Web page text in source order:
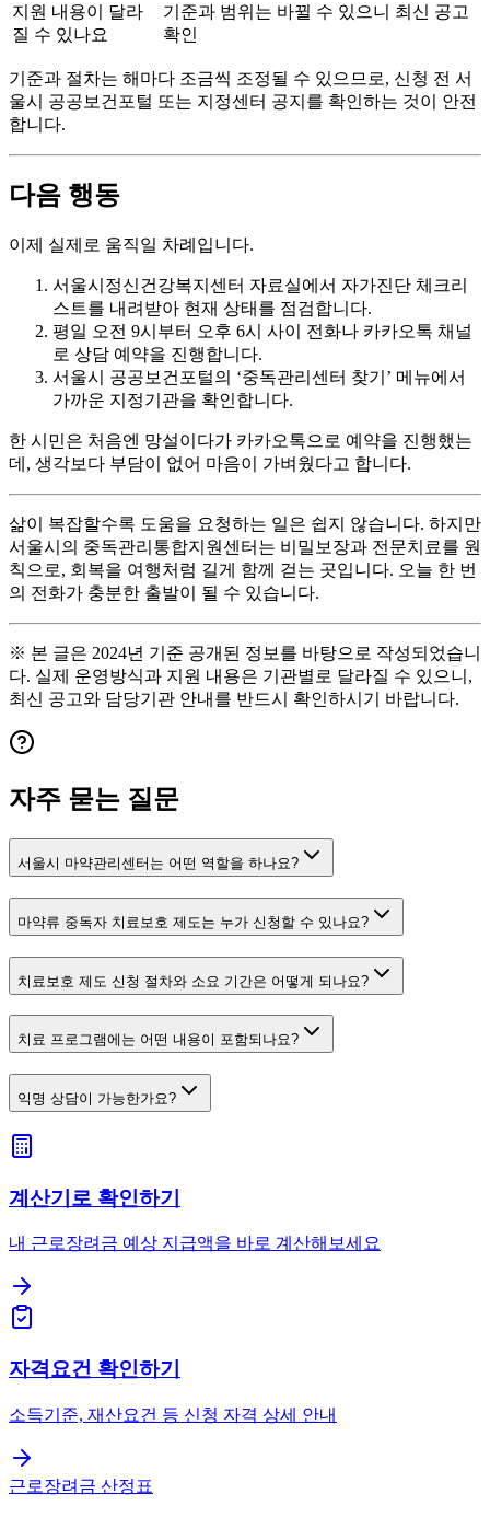
지원 내용이 달라
질 수 있나요
기준과 범위는 바뀔 수 있으니 최신 공고
확인
기준과 절차는 해마다 조금씩 조정될 수 있으므로, 신청 전 서
울시 공공보건포털 또는 지정센터 공지를 확인하는 것이 안전
합니다.
다음 행동
이제 실제로 움직일 차례입니다.
서울시정신건강복지센터 자료실에서 자가진단 체크리
스트를 내려받아 현재 상태를 점검합니다.
평일 오전 9시부터 오후 6시 사이 전화나 카카오톡 채널
로 상담 예약을 진행합니다.
서울시 공공보건포털의 ‘중독관리센터 찾기’ 메뉴에서
가까운 지정기관을 확인합니다.
한 시민은 처음엔 망설이다가 카카오톡으로 예약을 진행했는
데, 생각보다 부담이 없어 마음이 가벼웠다고 합니다.
삶이 복잡할수록 도움을 요청하는 일은 쉽지 않습니다. 하지만
서울시의 중독관리통합지원센터는 비밀보장과 전문치료를 원
칙으로, 회복을 여행처럼 길게 함께 걷는 곳입니다. 오늘 한 번
의 전화가 충분한 출발이 될 수 있습니다.
※ 본 글은 2024년 기준 공개된 정보를 바탕으로 작성되었습니
다. 실제 운영방식과 지원 내용은 기관별로 달라질 수 있으니,
최신 공고와 담당기관 안내를 반드시 확인하시기 바랍니다.
자주 묻는 질문
서울시 마약관리센터는 어떤 역할을 하나요?
마약류 중독자 치료보호 제도는 누가 신청할 수 있나요?
치료보호 제도 신청 절차와 소요 기간은 어떻게 되나요?
치료 프로그램에는 어떤 내용이 포함되나요?
익명 상담이 가능한가요?
계산기로 확인하기
내 근로장려금 예상 지급액을 바로 계산해보세요
자격요건 확인하기
소득기준, 재산요건 등 신청 자격 상세 안내
근로장려금 산정표